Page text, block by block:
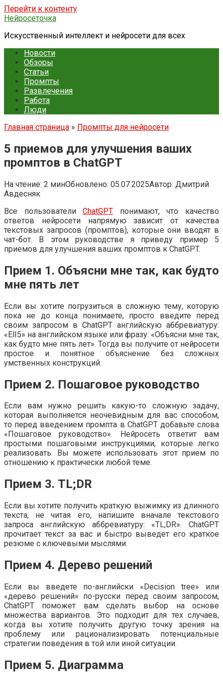
Перейти к контенту
Нейросеточка
Искусственный интеллект и нейросети для всех
Новости
Обзоры
Статьи
Промпты
Развлечения
Работа
Люди
Главная страница » Промпты для нейросети
5 приемов для улучшения ваших
промптов в ChatGPT
На чтение: 2 минОбновлено: 05.07.2025Автор: Дмитрий
Авдесняк
Все пользователиChatGPT понимают, что качество
ответов нейросети напрямую зависит от качества
текстовых запросов (промптов), которые они вводят в
чат-бот. В этом руководстве я приведу пример 5
приемов для улучшения ваших промптов к ChatGPT.
Прием 1. Объясни мне так, как будто
мне пять лет
Если вы хотите погрузиться в сложную тему, которую
пока не до конца понимаете, просто введите перед
своим запросом в ChatGPT английскую аббревиатуру:
«ElI5» на английском языке или фразу: «Объясни мне так,
как будто мне пять лет». Тогда вы получите от нейросети
простое и понятное объяснение без сложных
умственных конструкций.
Прием 2. Пошаговое руководство
Если вам нужно решить какую-то сложную задачу,
которая выполняется неочевидным для вас способом,
то перед введением промпта в ChatGPT добавьте слова
«Пошаговое руководство». Нейросеть ответит вам
простыми пошаговыми инструкциями, которые легко
реализовать. Вы можете использовать этот прием по
отношению к практически любой теме.
Прием 3. TL;DR
Если вы хотите получить краткую выжимку из длинного
текста, не читая его, напишите вначале текстового
запроса английскую аббревиатуру: «TL;DR». ChatGPT
прочитает текст за вас и быстро выведет его краткое
резюме с ключевыми мыслями.
Прием 4. Дерево решений
Если вы введете по-английски «Decision tree» или
«дерево решений» по-русски перед своим запросом,
ChatGPT поможет вам сделать выбор на основе
множества вариантов. Это подходит для тех случаев,
когда вы хотите получить другую точку зрения на
проблему или рационализировать потенциальные
стратегии поведения в той или иной ситуации.
Прием 5. Диаграмма